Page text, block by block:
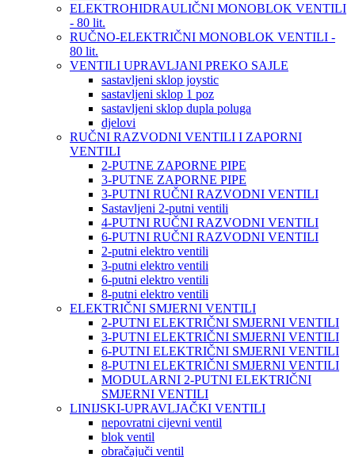
ELEKTROHIDRAULIČNI MONOBLOK VENTILI
- 80 lit.
RUČNO-ELEKTRIČNI MONOBLOK VENTILI -
80 lit.
VENTILI UPRAVLJANI PREKO SAJLE
sastavljeni sklop joystic
sastavljeni sklop 1 poz
sastavljeni sklop dupla poluga
djelovi
RUČNI RAZVODNI VENTILI I ZAPORNI
VENTILI
2-PUTNE ZAPORNE PIPE
3-PUTNE ZAPORNE PIPE
3-PUTNI RUČNI RAZVODNI VENTILI
Sastavljeni 2-putni ventili
4-PUTNI RUČNI RAZVODNI VENTILI
6-PUTNI RUČNI RAZVODNI VENTILI
2-putni elektro ventili
3-putni elektro ventili
6-putni elektro ventili
8-putni elektro ventili
ELEKTRIČNI SMJERNI VENTILI
2-PUTNI ELEKTRIČNI SMJERNI VENTILI
3-PUTNI ELEKTRIČNI SMJERNI VENTILI
6-PUTNI ELEKTRIČNI SMJERNI VENTILI
8-PUTNI ELEKTRIČNI SMJERNI VENTILI
MODULARNI 2-PUTNI ELEKTRIČNI
SMJERNI VENTILI
LINIJSKI-UPRAVLJAČKI VENTILI
nepovratni cijevni ventil
blok ventil
obračajuči ventil